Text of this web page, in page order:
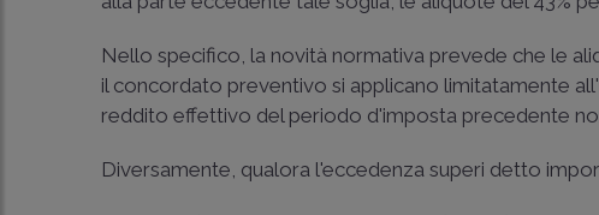
Nello specifico, la novità normativa prevede che le
il concordato preventivo si applicano limitatamente
reddito effettivo del periodo d'imposta precedente
Diversamente, qualora l'eccedenza superi detto